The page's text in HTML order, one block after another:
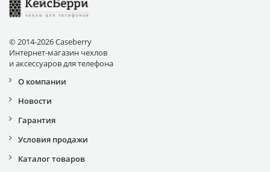
© 2014-2026 Caseberry
Интернет-магазин чехлов
и аксессуаров для телефона
О компании
Новости
Гарантия
Условия продажи
Каталог товаров